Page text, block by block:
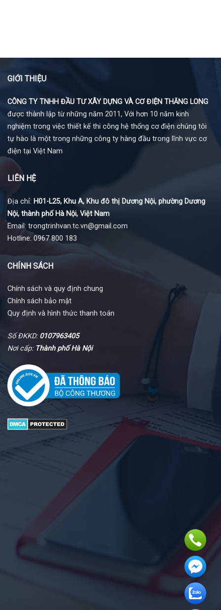
GIỚI THIỆU
CÔNG TY TNHH ĐẦU TƯ XÂY DỰNG VÀ CƠ ĐIỆN THĂNG LONG
được thành lập từ những năm 2011, Với hơn 10 năm kinh
nghiệm trong việc thiết kế thi công hệ thống cơ điện chúng tôi
tự hào là một trong những công ty hàng đầu trong lĩnh vực cơ
điện tại Việt Nam
LIÊN HỆ
Địa chỉ: H01-L25, Khu A, Khu đô thị Dương Nội, phường Dương
Nội, thành phố Hà Nội, Việt Nam
Email: trongtrinhvan.tc.vn@gmail.com
Hotline: 0967 800 183
CHÍNH SÁCH
Chính sách và quy định chung
Chính sách bảo mật
Quy định và hình thức thanh toán
Số ĐKKD:0107963405
Nơi cấp: Thành phố Hà Nội